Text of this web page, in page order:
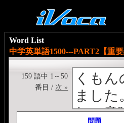
Word List
中学英単語1500---PART2【重
くも
まし
れ、意
159 語中 1～50
番目 / 次 »
問題